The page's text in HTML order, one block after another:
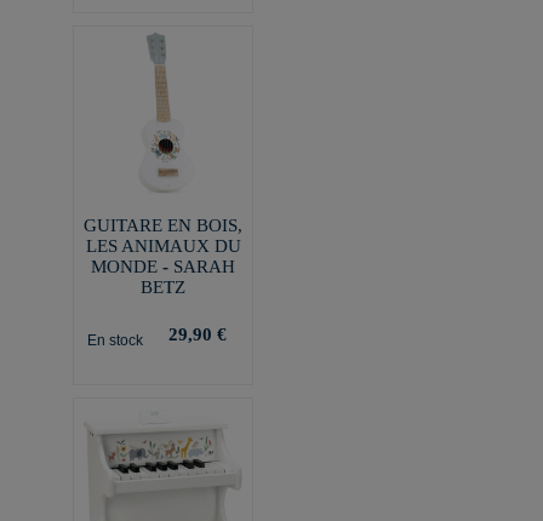
GUITARE EN BOIS,
LES ANIMAUX DU
MONDE - SARAH
BETZ
En stock 29,90 €